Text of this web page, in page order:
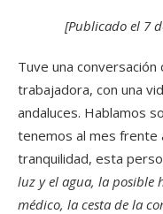
[Publicado el 7
Tuve una
trabajadora, con una
andaluces. Hablamos
tenemos al mes frente
tranquilidad, esta
luz y el agua, la posible
médico, la cesta de la